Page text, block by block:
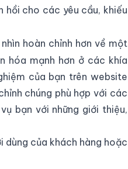
hồi cho các yêu cầu, khiếu
hoàn chỉnh hơn về một
hóa mạnh hơn ở các khía
của bạn trên website
chúng phù hợp với các
bạn với những giới thiệu,
dùng của khách hàng hoặc